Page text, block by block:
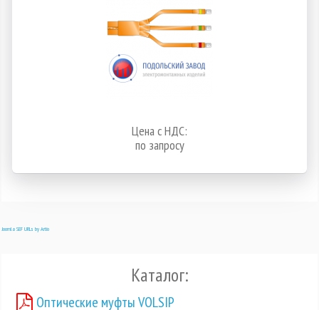
Цена с НДС:
по запросу
Joomla SEF URLs by Artio
Каталог:
Оптические муфты VOLSIP